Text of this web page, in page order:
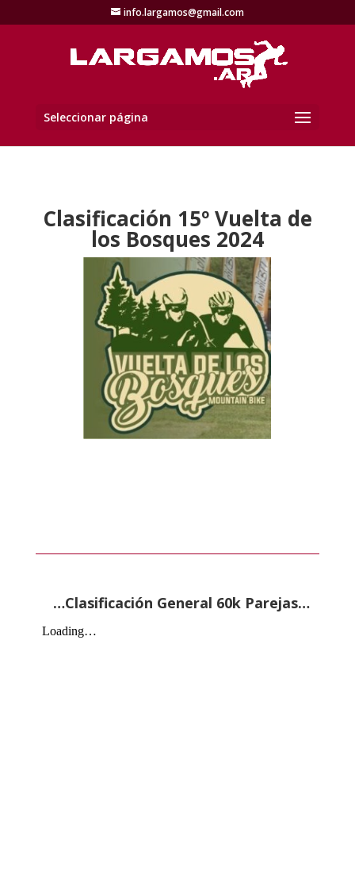
info.largamos@gmail.com
Seleccionar página
Clasificación 15º Vuelta de
los Bosques 2024
…Clasificación General 60k Parejas…